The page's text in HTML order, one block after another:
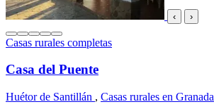
‹ ›
Casas rurales completas
Casa del Puente
Huétor de Santillán , Casas rurales en Granada